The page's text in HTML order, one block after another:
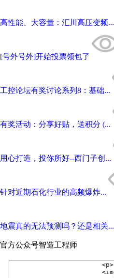
高性能、大容量：汇川高压变频...
[号外号外]开始投票领包了
工控论坛有奖讨论系列8：基础...
有奖活动：分享好贴，送积分 (...
用心打造，投你所好--西门子创...
针对近期石化行业的高频爆炸...
地震真的无法预测吗？还是相关...
官方公众号智造工程师